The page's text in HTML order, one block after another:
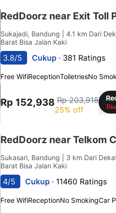
RedDoorz near Exit Toll
Sukajadi, Bandung
| 4.1 km Dari
Barat Bisa Jalan Kaki
3.8/5 Cukup · 381 Ratings
Free WifiReceptionToiletriesNo
Rp 152,938 Rp 203,918
25% off
RedDoorz near Telkom
Sukasari, Bandung
| 3 km Dari
Barat Bisa Jalan Kaki
4/5 Cukup · 11460 Ratings
Free WifiReceptionNo SmokingCar